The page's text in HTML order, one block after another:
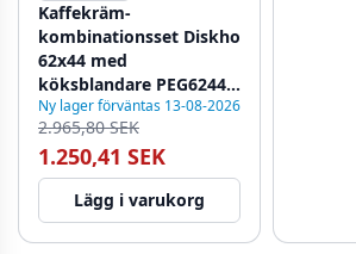
Kaffekräm-
kombinationsset Diskho
62x44 med
köksblandare PEG6244-
33
Ny lager förväntas 13-08-2026
2.965,80 SEK
1.250,41 SEK
Lägg i varukorg